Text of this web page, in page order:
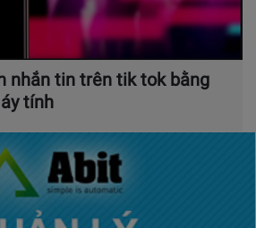
nhắn tin trên tik tok bằng
tính